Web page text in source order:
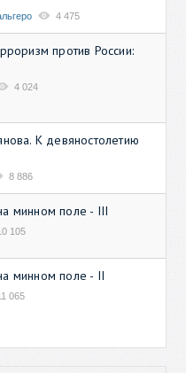
4 475
против России:
4 024
К девяностолетию
8 886
минном поле - III
105
минном поле - II
065